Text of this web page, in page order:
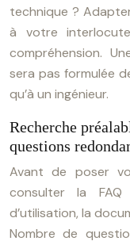
technique ?
à votre
compréhension.
sera pas formulée
qu’à un ingénieur.
Recherche
questions
Avant de poser
consulter la
d’utilisation, la
Nombre de